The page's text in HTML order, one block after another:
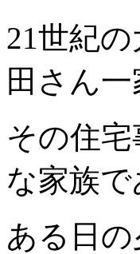
21世紀
田さん一
その住
な家族で
ある日